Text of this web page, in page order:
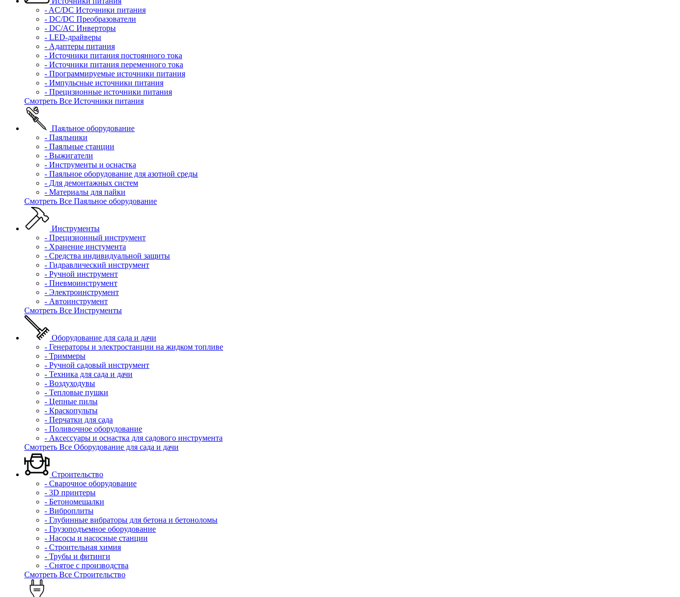
- AC/DC Источники питания
- DC/DC Преобразователи
- DC/AC Инверторы
- LED-драйверы
- Адаптеры питания
- Источники питания постоянного тока
- Источники питания переменного тока
- Программируемые источники питания
- Импульсные источники питания
- Прецизионные источники питания
Смотреть Все Источники питания
Паяльное оборудование
- Паяльники
- Паяльные станции
- Выжигатели
- Инструменты и оснастка
- Паяльное оборудование для азотной среды
- Для демонтажных систем
- Материалы для пайки
Смотреть Все Паяльное оборудование
Инструменты
- Прецизионный инструмент
- Хранение инстумента
- Средства индивидуальной защиты
- Гидравлический инструмент
- Ручной инструмент
- Пневмоинструмент
- Электроинструмент
- Автоинструмент
Смотреть Все Инструменты
Оборудование для сада и дачи
- Генераторы и электростанции на жидком топливе
- Триммеры
- Ручной садовый инструмент
- Техника для сада и дачи
- Воздуходувы
- Тепловые пушки
- Цепные пилы
- Краскопульты
- Перчатки для сада
- Поливочное оборудование
- Аксессуары и оснастка для садового инструмента
Смотреть Все Оборудование для сада и дачи
Строительство
- Сварочное оборудование
- 3D принтеры
- Бетономешалки
- Виброплиты
- Глубинные вибраторы для бетона и бетоноломы
- Грузоподъемное оборудование
- Насосы и насосные станции
- Строительная химия
- Трубы и фитинги
- Снятое с производства
Смотреть Все Строительство